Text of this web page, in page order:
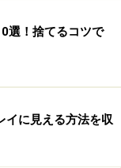
な食器を見極め
選！捨てるコツで
イに見える方法を収